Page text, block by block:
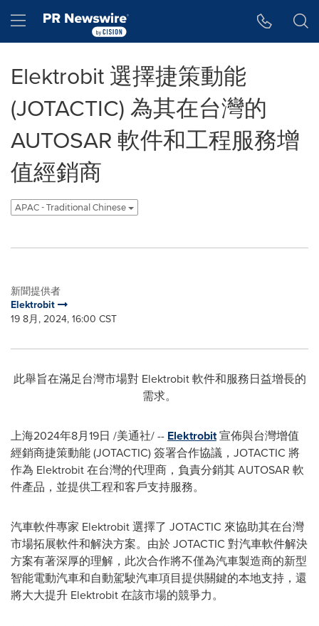
Hamburger menu
Elektrobit 選擇捷策動能
(JOTACTIC) 為其在台灣的
AUTOSAR 軟件和工程服務增
值經銷商
APAC - Traditional Chinese
新聞提供者
Elektrobit
19 8月, 2024, 16:00 CST
此舉旨在滿足台灣市場對 Elektrobit 軟件和服務日益增長的
需求。
上海2024年8月19日 /美通社/ -- Elektrobit宣佈與台灣增值
經銷商捷策動能 (JOTACTIC) 簽署合作協議，JOTACTIC 將
作為 Elektrobit 在台灣的代理商，負責分銷其 AUTOSAR 軟
件產品，並提供工程和客戶支持服務。
汽車軟件專家 Elektrobit 選擇了 JOTACTIC 來協助其在台灣
市場拓展軟件和解決方案。由於 JOTACTIC 對汽車軟件解決
方案有著深厚的理解，此次合作將不僅為汽車製造商的新型
智能電動汽車和自動駕駛汽車項目提供關鍵的本地支持，還
將大大提升 Elektrobit 在該市場的競爭力。